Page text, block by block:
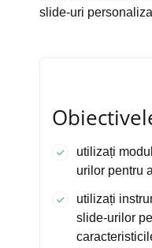
slide-uri
utilizați
urilor pentru
utilizați
slide-urilor